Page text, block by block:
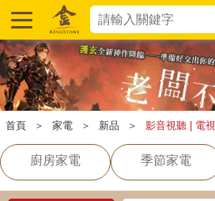
首頁 ＞ 家電 ＞ 新品 ＞ 影音視聽 | 電視
廚房家電 季節家電